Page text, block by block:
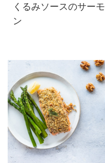
くるみソースのサーモ
ン